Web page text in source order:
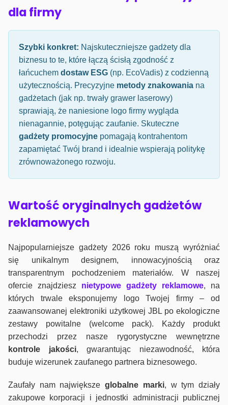
dla firmy
Szybki konkret: Najskuteczniejsze gadżety dla
biznesu to te, które łączą ścisłą zgodność z
łańcuchem dostaw ESG (np. EcoVadis) z codzienną
użytecznością. Precyzyjne metody znakowania na
gadżetach (jak np. trwały grawer laserowy)
sprawiają, że naniesione logo firmy wygląda
nienagannie, potęgując zaufanie. Skuteczne
gadżety promocyjne pomagają kontrahentom
zapamiętać Twój brand i idealnie wspierają politykę
zrównoważonego rozwoju.
Wartość oryginalnych gadżetów
reklamowych
Najpopularniejsze gadżety 2026 roku muszą wyróżniać
się unikalnym designem, innowacyjnością oraz
transparentnym pochodzeniem materiałów. W naszej
ofercie znajdziesz nietypowe gadżety reklamowe, na
których trwale eksponujemy logo Twojej firmy – od
zaawansowanej elektroniki użytkowej JBL po ekologiczne
zestawy powitalne (welcome pack). Każdy produkt
przechodzi przez nasze rygorystyczne wewnętrzne
kontrole jakości, gwarantując niezawodność, która
buduje wizerunek zaufanego partnera biznesowego.
Zaufały nam największeglobalne marki, w tym działy
zakupowe korporacji i jednostki administracji publicznej